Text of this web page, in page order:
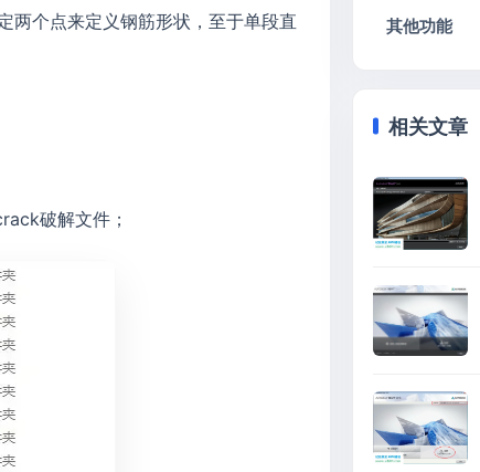
两个点来定义钢筋形状，至于单段直
破解文件；
其他功能
相关文章